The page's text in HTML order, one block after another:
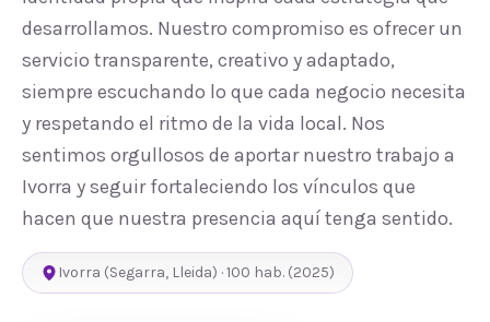
desarrollamos. Nuestro compromiso es ofrecer un
servicio transparente, creativo y adaptado,
siempre escuchando lo que cada negocio necesita
y respetando el ritmo de la vida local. Nos
sentimos orgullosos de aportar nuestro trabajo a
Ivorra y seguir fortaleciendo los vínculos que
hacen que nuestra presencia aquí tenga sentido.
Ivorra (Segarra, Lleida) ·100 hab. (2025)